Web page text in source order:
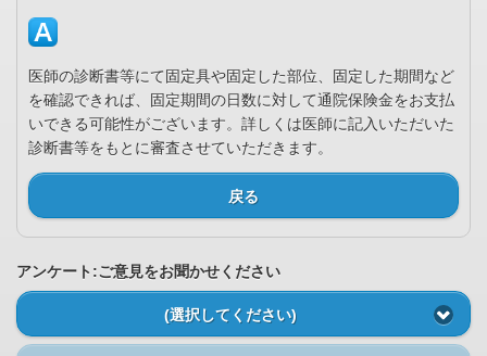
医師の診断書等にて固定具や固定した部位、固定した期間など
を確認できれば、固定期間の日数に対して通院保険金をお支払
いできる可能性がございます。詳しくは医師に記入いただいた
診断書等をもとに審査させていただきます。
戻る
アンケート:ご意見をお聞かせください
(選択してください)